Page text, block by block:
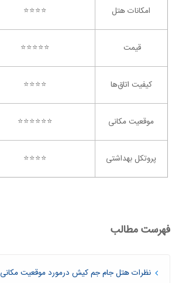
امکانات هتل ⭐️⭐️⭐️⭐️
قیمت ⭐️⭐️⭐️⭐️⭐️
کیفیت اتاق‌ها ⭐️⭐️⭐️⭐️
موقعیت مکانی ⭐️⭐️⭐️⭐️⭐️⭐️
پروتکل بهداشتی ⭐️⭐️⭐️⭐️
فهرست مطالب
نظرات هتل جام جم کیش درمورد موقعیت مکانی